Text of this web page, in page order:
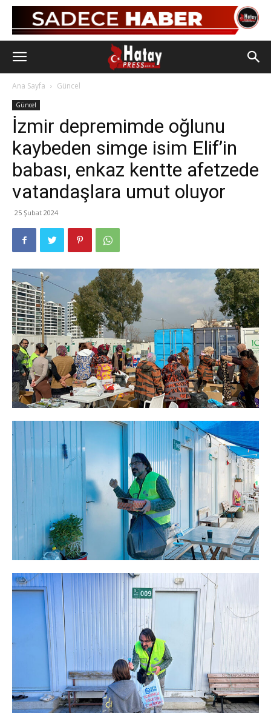
Ana Sayfa Güncel
Güncel
İzmir depremimde oğlunu
kaybeden simge isim Elif’in
babası, enkaz kentte afetzede
vatandaşlara umut oluyor
25 Şubat 2024